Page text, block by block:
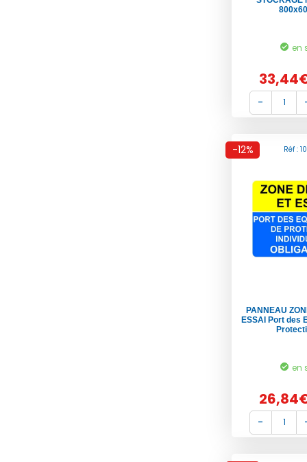
en
-12% Réf :
PANNEAU
ESSAI Port des
en